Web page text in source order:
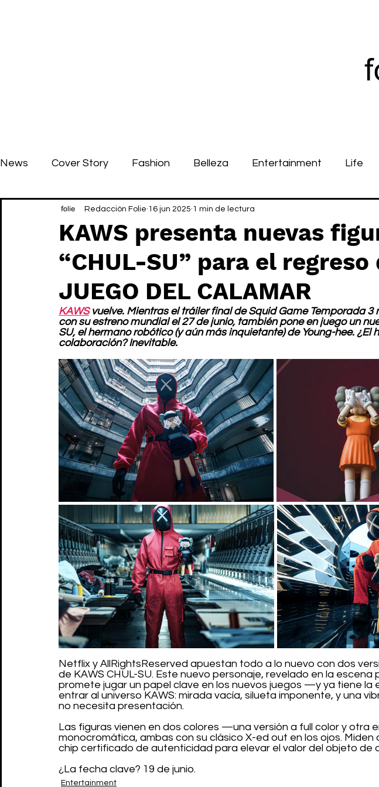
News Cover Story Fashion Belleza Entertainment Life
KAWS presenta nuevas
“CHUL-SU” para el regreso
JUEGO DEL CALAMAR
Redacción Folie 16 jun 2025 1 min de lectura
KAWS vuelve. Mientras el tráiler final de Squid Game Temporada
con su estreno mundial el 27 de junio, también pone en juego un
SU, el hermano robótico (y aún más inquietante) de Young-hee. ¿El
colaboración? Inevitable.
Netflix y AllRightsReserved apuestan todo a lo nuevo con dos
de KAWS CHUL-SU. Este nuevo personaje, revelado en la
promete jugar un papel clave en los nuevos juegos —y ya tiene
entrar al universo KAWS: mirada vacía, silueta imponente, y una
no necesita presentación.
Las figuras vienen en dos colores —una versión a full color y otra
monocromática, ambas con su clásico X-ed out en los ojos. Miden
chip certificado de autenticidad para elevar el valor del objeto de
¿La fecha clave? 19 de junio.
Entertainment